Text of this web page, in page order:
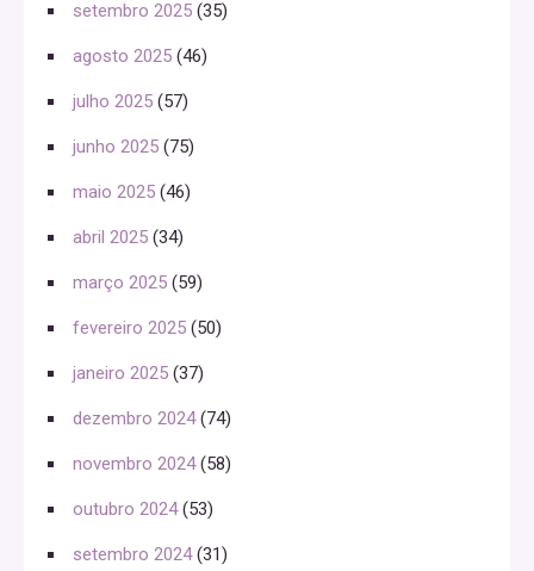
setembro 2025 (35)
agosto 2025 (46)
julho 2025 (57)
junho 2025 (75)
maio 2025 (46)
abril 2025 (34)
março 2025 (59)
fevereiro 2025 (50)
janeiro 2025 (37)
dezembro 2024(74)
novembro 2024(58)
outubro 2024(53)
setembro 2024(31)